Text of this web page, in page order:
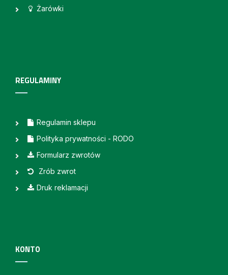
Żarówki
REGULAMINY
Regulamin sklepu
Polityka prywatności - RODO
Formularz zwrotów
Zrób zwrot
Druk reklamacji
KONTO